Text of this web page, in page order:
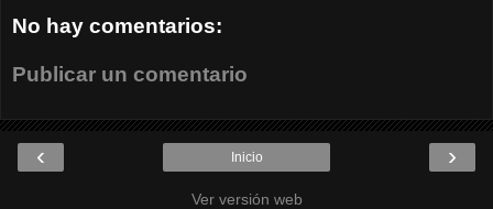
No hay comentarios:
Publicar un comentario
‹ ›
Inicio
Ver versión web